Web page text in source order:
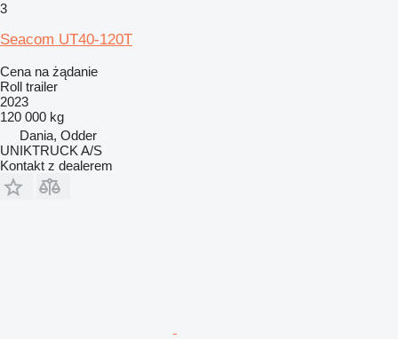
3
Seacom UT40-120T
Cena na żądanie
Roll trailer
2023
120 000 kg
Dania, Odder
UNIKTRUCK A/S
Kontakt z dealerem